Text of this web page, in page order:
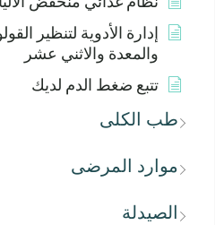
إدارة الأدوية لتنظير
والمعدة والاثني عشر
تتبع ضغط الدم لديك
طب الكلى
موارد المرضى
الصيدلة